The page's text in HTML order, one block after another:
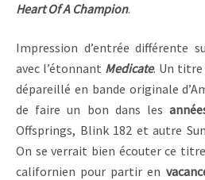
Heart Of A Champion.
Impression d’entrée différente
avec l’étonnant Medicate. Un titre
dépareillé en bande originale
de faire un bon dans les
Offsprings, Blink 182 et autre
On se verrait bien écouter ce
californien pour partir en